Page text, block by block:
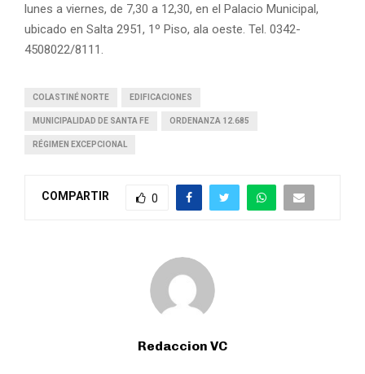
lunes a viernes, de 7,30 a 12,30, en el Palacio Municipal,
ubicado en Salta 2951, 1º Piso, ala oeste. Tel. 0342-
4508022/8111.
COLASTINÉ NORTE EDIFICACIONES
MUNICIPALIDAD DE SANTA FE ORDENANZA 12.685
RÉGIMEN EXCEPCIONAL
COMPARTIR 0
Redaccion VC